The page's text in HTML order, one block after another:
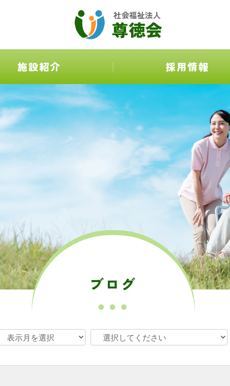
社会福祉法人
尊徳会
施設紹介 採用情報
ブログ